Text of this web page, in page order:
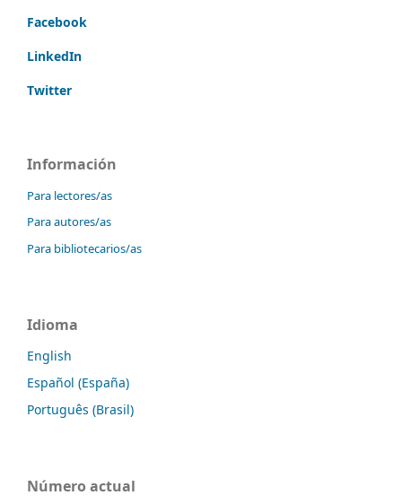
Facebook
LinkedIn
Twitter
Información
Para lectores/as
Para autores/as
Para bibliotecarios/as
Idioma
English
Español (España)
Português (Brasil)
Número actual